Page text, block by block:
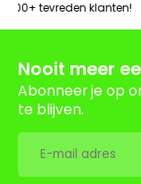
klanten!
Nooit meer
Abonneer je op
te blijven.